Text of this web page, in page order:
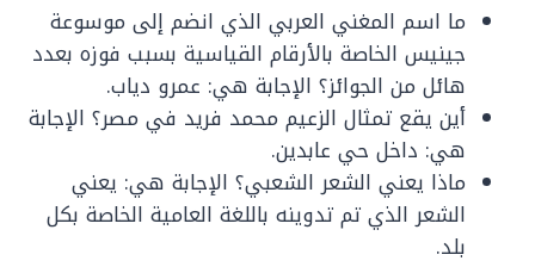
ما اسم المغني العربي الذي انضم إلى موسوعة
جينيس الخاصة بالأرقام القياسية بسبب فوزه بعدد
هائل من الجوائز؟ الإجابة هي: عمرو دياب.
أين يقع تمثال الزعيم محمد فريد في مصر؟ الإجابة
هي: داخل حي عابدين.
ماذا يعني الشعر الشعبي؟ الإجابة هي: يعني
الشعر الذي تم تدوينه باللغة العامية الخاصة بكل
بلد.